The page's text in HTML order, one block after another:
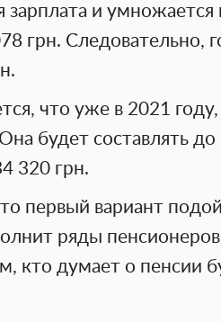
зарплата и умножается
грн. Следовательно,
что уже в 2021
будет составлять
320 грн.
первый вариант
ряды
кто думает о пенсии